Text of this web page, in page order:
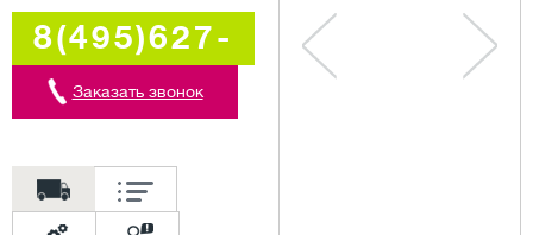
8(495)627-
5707
Заказать звонок